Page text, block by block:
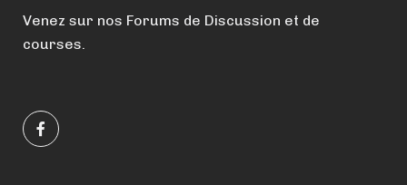
Venez sur nos Forums de Discussion et de
courses.